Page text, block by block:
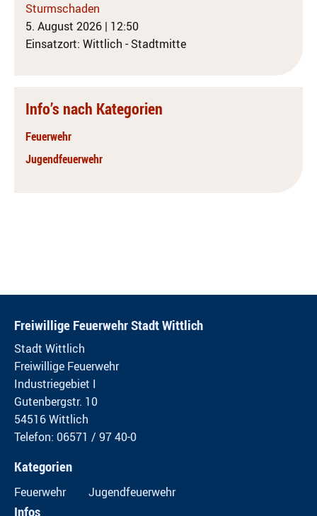
Sturmschaden
5. August 2026 | 12:50
Einsatzort: Wittlich - Stadtmitte
Info’s nach Kategorien
Feuerwehr
Jugendfeuerwehr
Freiwillige Feuerwehr Stadt Wittlich
Stadt Wittlich
Freiwillige Feuerwehr
Industriegebiet I
Gutenbergstr. 10
54516 Wittlich
Telefon: 06571 / 97 40-0
Kategorien
Feuerwehr Jugendfeuerwehr
Infos